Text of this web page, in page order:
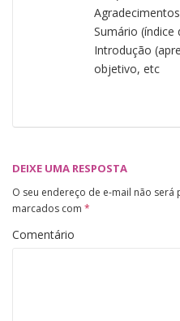
Sumário (índice
Introdução
objetivo, etc
DEIXE UMA RESPOSTA
O seu endereço de e-mail não será
marcados com *
Comentário